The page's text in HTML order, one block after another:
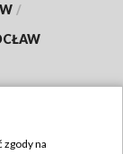
/
zgody na